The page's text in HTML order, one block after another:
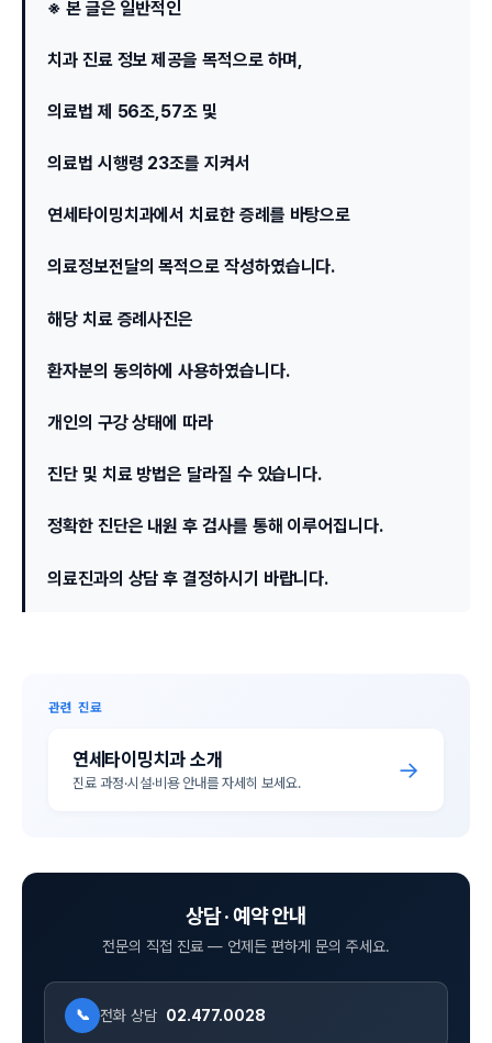
※ 본 글은 일반적인
치과 진료 정보 제공을 목적으로 하며,
의료법 제 56조,57조 및
의료법 시행령 23조를 지켜서
연세타이밍치과에서 치료한 증례를 바탕으로
의료정보전달의 목적으로 작성하였습니다.
해당 치료 증례사진은
환자분의 동의하에 사용하였습니다.
개인의 구강 상태에 따라
진단 및 치료 방법은 달라질 수 있습니다.
정확한 진단은 내원 후 검사를 통해 이루어집니다.
의료진과의 상담 후 결정하시기 바랍니다.
관련 진료
연세타이밍치과 소개
진료 과정·시설·비용 안내를 자세히 보세요. →
상담 · 예약 안내
전문의 직접 진료 — 언제든 편하게 문의 주세요.
📞 전화 상담 02.477.0028